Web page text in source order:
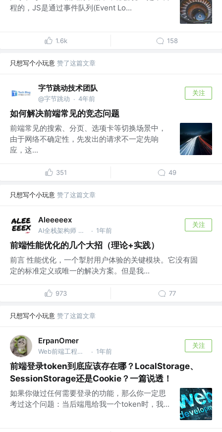
程的，JS是通过事件队列(Event Lo...
1.6k 158
只想写个小玩意 赞了这篇文章
字节跳动技术团队
@字节跳动 · 4年前
关注
如何解决前端常见的竞态问题
前端常见的搜索、分页、选项卡等切换场景中，
由于网络不确定性，先发出的请求不一定先响
应，这...
351 49
只想写个小玩意 赞了这篇文章
Aleeeeex
AI全栈架构师 @唱唱X调 · 1年前
关注
前端性能优化的几个大招（理论+实践）
前言 性能优化，一个掣肘用户体验的关键模块。它没有固
定的标准定义或唯一的解决方案。但是我...
973 77
只想写个小玩意 赞了这篇文章
ErpanOmer
Web前端工程师 @跨境 · 1年前
关注
前端登录token到底应该存在哪？LocalStorage、
SessionStorage还是Cookie？一篇说透！
如果你做过任何需要登录的功能，那么你一定思
考过这个问题：当后端甩给我一个token时，我...